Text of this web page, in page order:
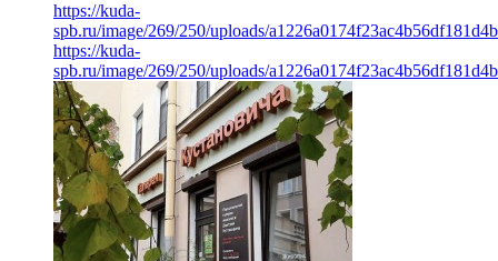
https://kuda-
spb.ru/image/269/250/uploads/
https://kuda-
spb.ru/image/269/250/uploads/